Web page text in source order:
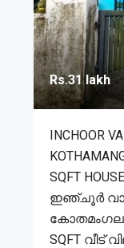
Rs.31 lakh
INCHOOR
SQFT
ഇഞ്ചൂർ
SQFT വീട്